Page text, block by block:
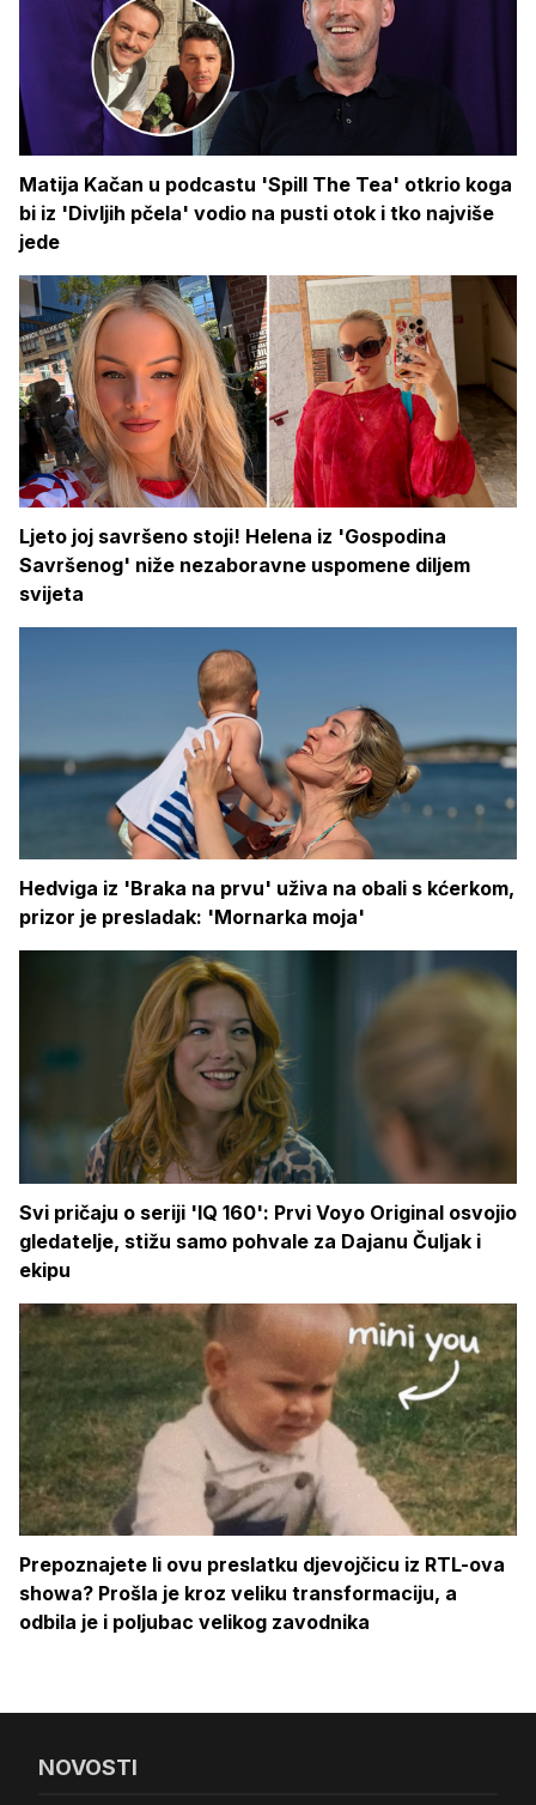
Matija Kačan u podcastu 'Spill The Tea' otkrio koga
bi iz 'Divljih pčela' vodio na pusti otok i tko najviše
jede
Ljeto joj savršeno stoji! Helena iz 'Gospodina
Savršenog' niže nezaboravne uspomene diljem
svijeta
Hedviga iz 'Braka na prvu' uživa na obali s kćerkom,
prizor je presladak: 'Mornarka moja'
Svi pričaju o seriji 'IQ 160': Prvi Voyo Original osvojio
gledatelje, stižu samo pohvale za Dajanu Čuljak i
ekipu
Prepoznajete li ovu preslatku djevojčicu iz RTL-ova
showa? Prošla je kroz veliku transformaciju, a
odbila je i poljubac velikog zavodnika
NOVOSTI